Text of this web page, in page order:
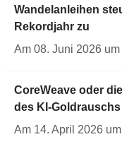
Wandelanleihen
Rekordjahr zu
Am 08. Juni 2026
CoreWeave oder
des KI-Goldrauschs
Am 14. April 2026